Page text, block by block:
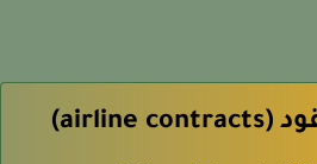
خفايا نظام العقود (airline contracts)